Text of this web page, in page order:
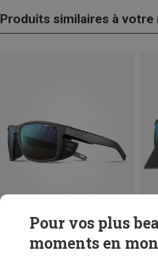
Produits similaires à votre
L
Pour vos plus
moments en